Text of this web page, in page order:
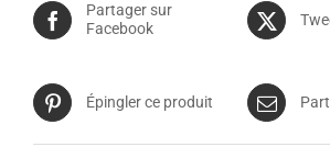
Partager sur
Facebook
Épingler ce produit